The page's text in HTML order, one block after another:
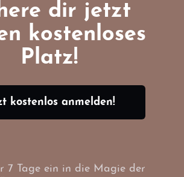
dir jetzt
kostenloses
Platz!
kostenlos anmelden!
7 Tage ein in die Magie der